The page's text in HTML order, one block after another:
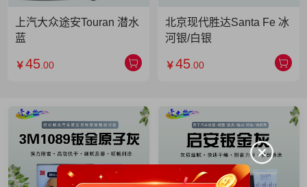
上汽大众途安Touran 潜水
蓝
￥45 .00
北京现代胜达Santa Fe 冰
河银/白银
￥45 .00